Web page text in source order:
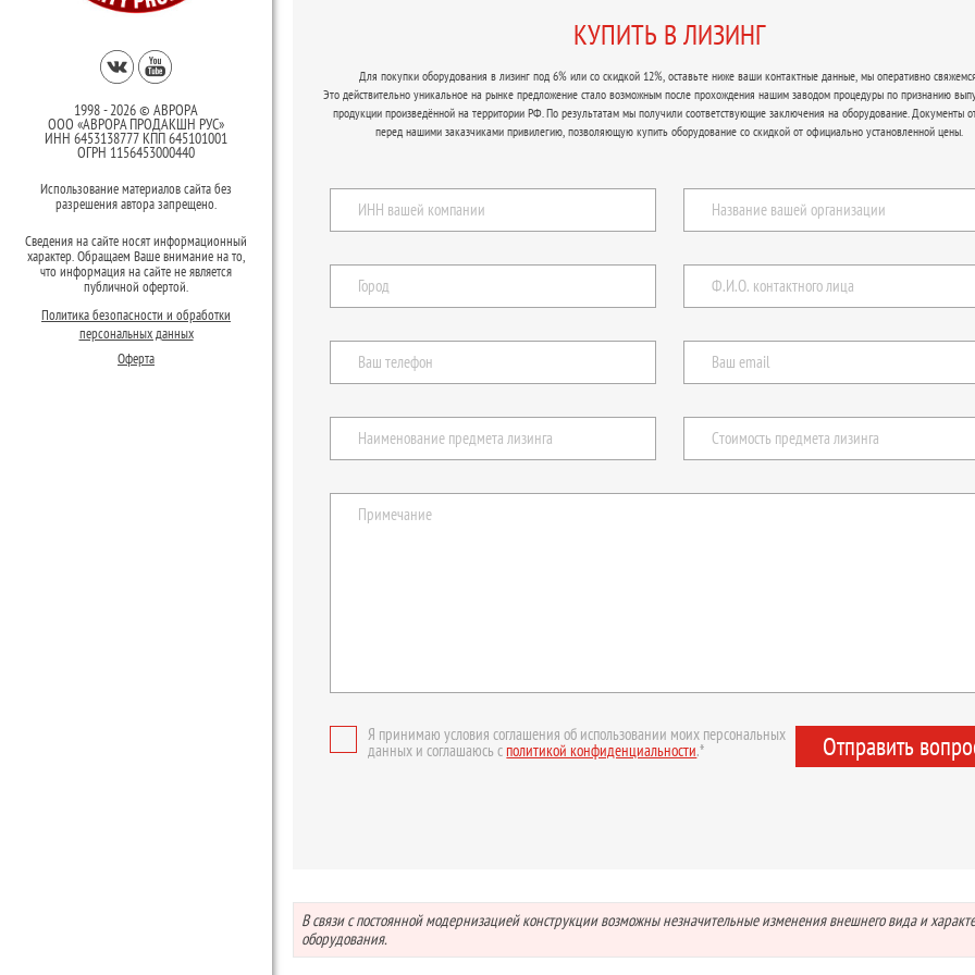
1998 - 2026 © АВРОРА
ООО «АВРОРА ПРОДАКШН РУС»
ИНН 6453138777 КПП 645101001
ОГРН 1156453000440
Использование материалов сайта без
разрешения автора запрещено.
Сведения на сайте носят информационный
характер. Обращаем Ваше внимание на то,
что информация на сайте не является
публичной офертой.
Политика безопасности и обработки
персональных данных
Оферта
КУПИТЬ В ЛИЗИНГ
Для покупки оборудования в лизинг под 6% или со скидкой 12%, оставьте ниже ваши контактные данные, мы оперативно
Это действительно уникальное на рынке предложение стало возможным после прохождения нашим заводом процедуры по признанию
продукции произведённой на территории РФ. По результатам мы получили соответствующие заключения на оборудование. Документы
перед нашими заказчиками привилегию, позволяющую купить оборудование со скидкой от официально установленной цены.
Я принимаю условия соглашения об использовании моих персональных
данных и соглашаюсь сполитикой конфиденциальности.* Отправить
В связи с постоянной модернизацией конструкции возможны незначительные изменения внешнего вида и
оборудования.